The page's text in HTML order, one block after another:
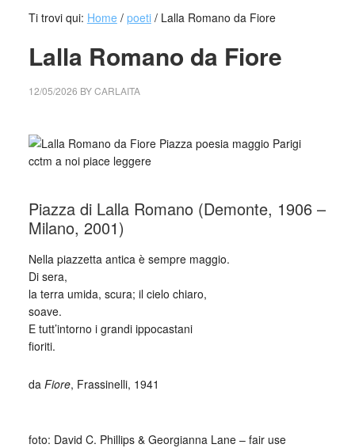
Ti trovi qui: Home / poeti /Lalla Romano da Fiore
Lalla Romano da Fiore
12/05/2026 BYCARLAITA
Piazza di Lalla Romano (Demonte, 1906 –
Milano, 2001)
Nella piazzetta antica è sempre maggio.
Di sera,
la terra umida, scura; il cielo chiaro,
soave.
E tutt’intorno i grandi ippocastani
fioriti.
da Fiore, Frassinelli, 1941
foto: David C. Phillips & Georgianna Lane – fair use